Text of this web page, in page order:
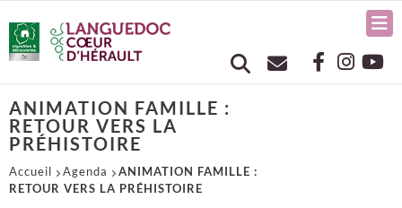
ANIMATION FAMILLE :
RETOUR VERS LA
PRÉHISTOIRE
Accueil Agenda
ANIMATION FAMILLE :
RETOUR VERS LA PRÉHISTOIRE